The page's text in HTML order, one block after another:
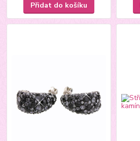
Přidat do košíku